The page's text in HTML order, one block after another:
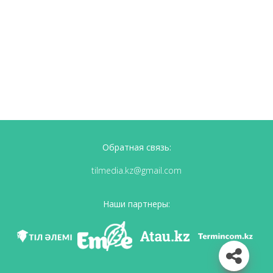
Обратная связь:
tilmedia.kz@gmail.com
Наши партнеры: